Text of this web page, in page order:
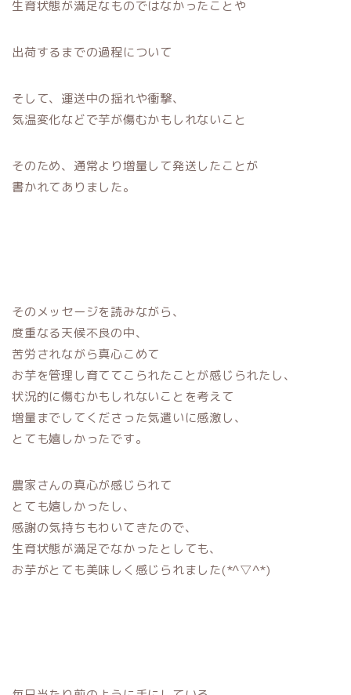
生育状態が満足なものではなかったことや
出荷するまでの過程について
そして、運送中の揺れや衝撃、
気温変化などで芋が傷むかもしれないこと
そのため、通常より増量して発送したことが
書かれてありました。
そのメッセージを読みながら、
度重なる天候不良の中、
苦労されながら真心こめて
お芋を管理し育ててこられたことが感じられたし、
状況的に傷むかもしれないことを考えて
増量までしてくださった気遣いに感激し、
とても嬉しかったです。
農家さんの真心が感じられて
とても嬉しかったし、
感謝の気持ちもわいてきたので、
生育状態が満足でなかったとしても、
お芋がとても美味しく感じられました(*^▽^*)